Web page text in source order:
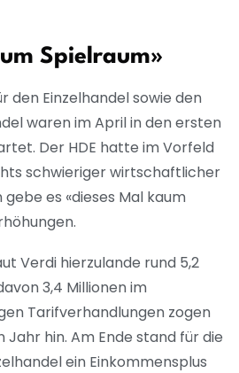
Spielraum»
den Einzelhandel sowie den
waren im April in den ersten
Der HDE hatte im Vorfeld
schwieriger wirtschaftlicher
es «dieses Mal kaum
Verdi hierzulande rund 5,2
3,4 Millionen im
Tarifverhandlungen zogen
Jahr hin. Am Ende stand für die
ein Einkommensplus